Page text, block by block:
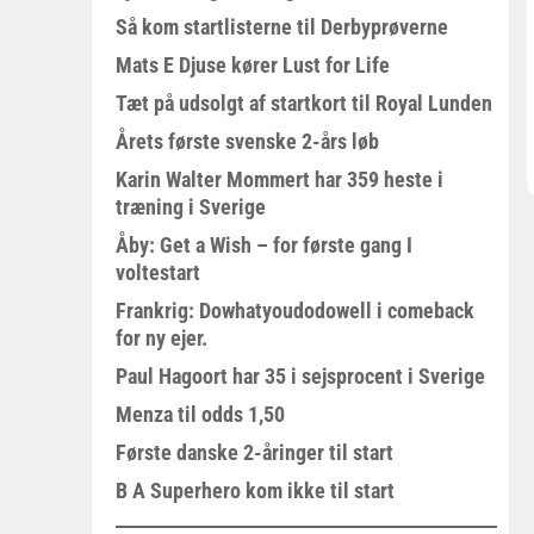
Så kom startlisterne til Derbyprøverne
Mats E Djuse kører Lust for Life
Tæt på udsolgt af startkort til Royal Lunden
Årets første svenske 2-års løb
Karin Walter Mommert har 359 heste i
træning i Sverige
Åby: Get a Wish – for første gang I
voltestart
Frankrig: Dowhatyoudodowell i comeback
for ny ejer.
Paul Hagoort har 35 i sejsprocent i Sverige
Menza til odds 1,50
Første danske 2-åringer til start
B A Superhero kom ikke til start